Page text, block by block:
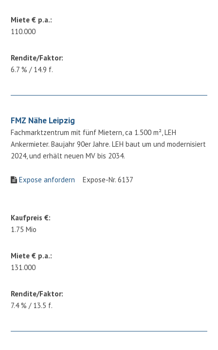
Miete € p.a.:
110.000
Rendite/Faktor:
6.7 % / 14.9 f.
FMZ Nähe Leipzig
Fachmarktzentrum mit fünf Mietern, ca 1.500 m², LEH
Ankermieter. Baujahr 90er Jahre. LEH baut um und modernisiert
2024, und erhält neuen MV bis 2034.
Expose anfordern Expose-Nr. 6137
Kaufpreis €:
1.75 Mio
Miete € p.a.:
131.000
Rendite/Faktor:
7.4 % / 13.5 f.